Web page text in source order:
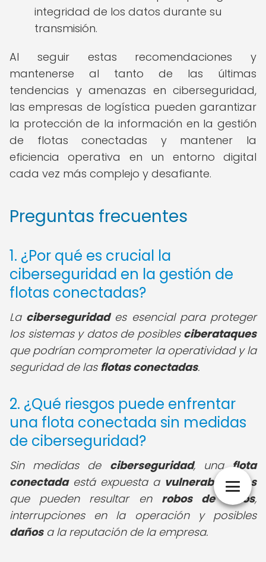
integridad de los datos durante su
transmisión.
Al seguir estas recomendaciones y
mantenerse al tanto de las últimas
tendencias y amenazas en ciberseguridad,
las empresas de logística pueden garantizar
la protección de la información en la gestión
de flotas conectadas y mantener la
eficiencia operativa en un entorno digital
cada vez más complejo y desafiante.
Preguntas frecuentes
1. ¿Por qué es crucial la
ciberseguridad en la gestión de
flotas conectadas?
La ciberseguridades esencial para proteger
los sistemas y datos de posibles ciberataques
que podrían comprometer la operatividad y la
seguridad de las flotas conectadas.
2. ¿Qué riesgos puede enfrentar
una flota conectada sin medidas
de ciberseguridad?
Sin medidas de ciberseguridad, unaflota
conectadaestá expuesta a vulnerabilidades
que pueden resultar en robos de datos,
interrupciones en la operación y posibles
dañosa la reputación de la empresa.